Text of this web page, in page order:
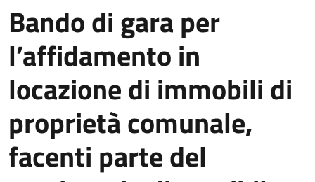
Bando di gara per
l’affidamento in
locazione di immobili di
proprietà comunale,
facenti parte del